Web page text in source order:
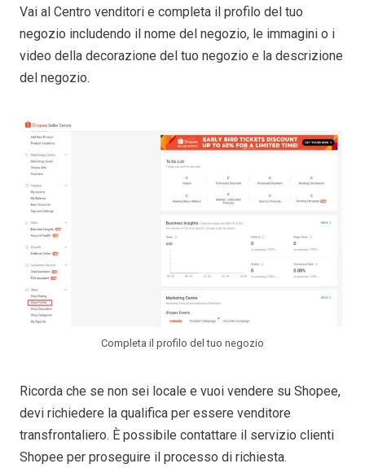
Vai al Centro venditori e completa il profilo del tuo
negozio includendo il nome del negozio, le immagini o i
video della decorazione del tuo negozio e la descrizione
del negozio.
Completa il profilo del tuo negozio
Ricorda che se non sei locale e vuoi vendere su Shopee,
devi richiedere la qualifica per essere venditore
transfrontaliero. È possibile contattare il servizio clienti
Shopee per proseguire il processo di richiesta.